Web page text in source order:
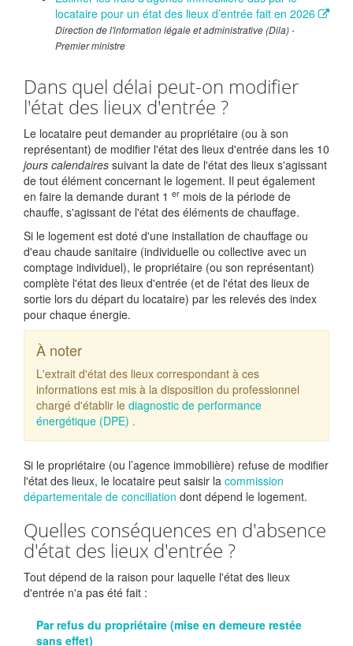
locataire pour un état des lieux d’entrée fait en 2026
Direction de l'information légale et administrative (Dila) -
Premier ministre
Dans quel délai peut-on modifier
l'état des lieux d'entrée ?
Le locataire peut demander au propriétaire (ou à son
représentant) de modifier l'état des lieux d'entrée dans les 10
jours calendaires suivant la date de l'état des lieux s'agissant
de tout élément concernant le logement. Il peut également
en faire la demande durant 1 er mois de la période de
chauffe, s'agissant de l'état des éléments de chauffage.
Si le logement est doté d'une installation de chauffage ou
d'eau chaude sanitaire (individuelle ou collective avec un
comptage individuel), le propriétaire (ou son représentant)
complète l'état des lieux d'entrée (et de l'état des lieux de
sortie lors du départ du locataire) par les relevés des index
pour chaque énergie.
À noter
L'extrait d'état des lieux correspondant à ces
informations est mis à la disposition du professionnel
chargé d'établir le diagnostic de performance
énergétique (DPE) .
Si le propriétaire (ou l’agence immobilière) refuse de modifier
l'état des lieux, le locataire peut saisir la commission
départementale de conciliation dont dépend le logement.
Quelles conséquences en d'absence
d'état des lieux d'entrée ?
Tout dépend de la raison pour laquelle l'état des lieux
d'entrée n'a pas été fait :
Par refus du propriétaire (mise en demeure restée
sans effet)